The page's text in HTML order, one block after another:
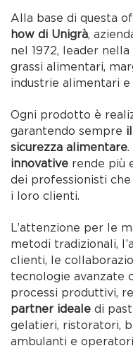
Alla base di questa
how di Unigrà,
nel 1972, leader
grassi alimentari,
industrie alimentari e
Ogni prodotto è
garantendo sempre
sicurezza alimentare
innovative rende più
dei professionisti
i loro clienti.
L’attenzione per le
metodi tradizionali,
clienti, le
tecnologie avanzate
processi produttivi,
partner ideale di
gelatieri, ristoratori,
ambulanti e